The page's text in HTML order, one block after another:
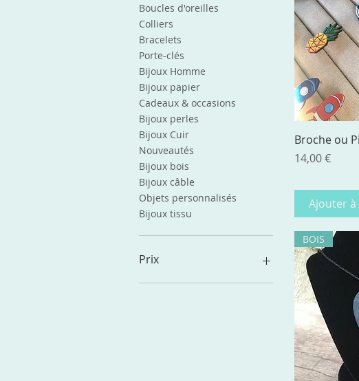
Boucles d'oreilles
Colliers
Bracelets
Porte-clés
Bijoux Homme
Bijoux papier
Cadeaux & occasions
Bijoux perles
Bijoux Cuir
Nouveautés
Bijoux bois
Bijoux câble
Objets personnalisés
Bijoux tissu
Prix
Broche ou
Prix
14,00 €
Ajouter à
BOIS